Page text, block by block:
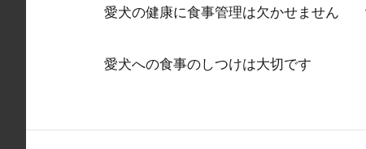
愛犬の健康に食事管理は欠かせません
愛犬への食事のしつけは大切です